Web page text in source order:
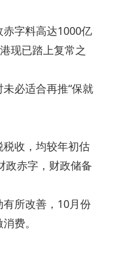
字料高达1000亿
现已踏上复常之
必适合再推“保就
收，均较年初估
政赤字，财政储备
所改善，10月份
费。